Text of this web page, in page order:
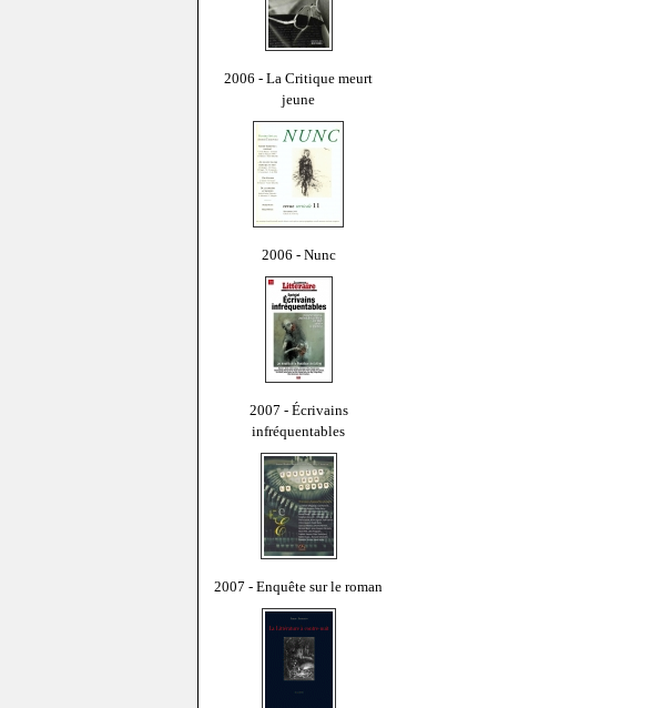
2006 - La Critique meurt
jeune
2006 - Nunc
2007 - Écrivains
infréquentables
2007 - Enquête sur le roman